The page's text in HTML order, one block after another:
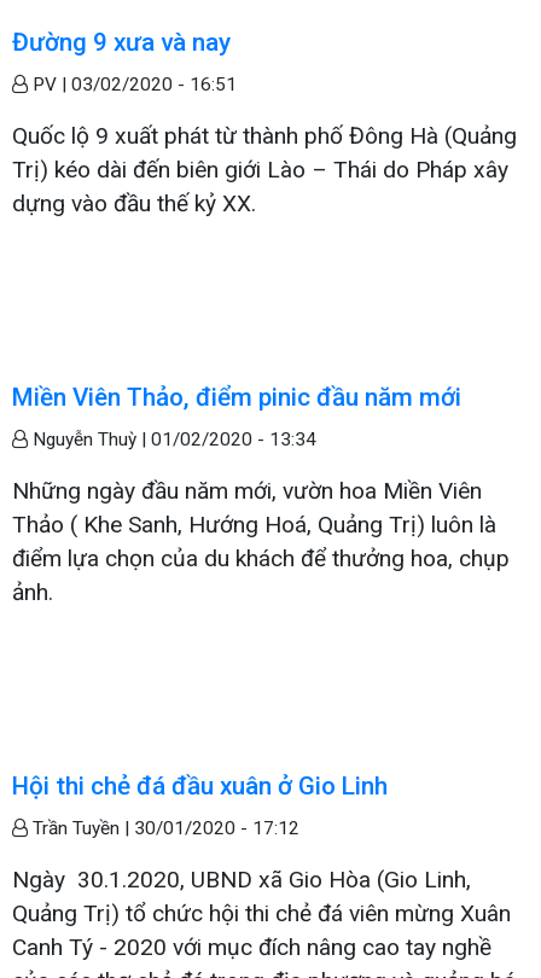
Đường 9 xưa và nay
PV | 03/02/2020 - 16:51
Quốc lộ 9 xuất phát từ thành phố Đông Hà (Quảng
Trị) kéo dài đến biên giới Lào – Thái do Pháp xây
dựng vào đầu thế kỷ XX.
Miền Viên Thảo, điểm pinic đầu năm mới
Nguyễn Thuỳ | 01/02/2020 - 13:34
Những ngày đầu năm mới, vườn hoa Miền Viên
Thảo ( Khe Sanh, Hướng Hoá, Quảng Trị) luôn là
điểm lựa chọn của du khách để thưởng hoa, chụp
ảnh.
Hội thi chẻ đá đầu xuân ở Gio Linh
Trần Tuyền | 30/01/2020 - 17:12
Ngày 30.1.2020, UBND xã Gio Hòa (Gio Linh,
Quảng Trị) tổ chức hội thi chẻ đá viên mừng Xuân
Canh Tý - 2020 với mục đích nâng cao tay nghề